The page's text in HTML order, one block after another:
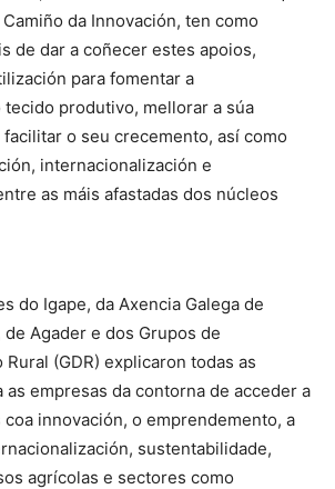
da Innovación, ten como
de dar a coñecer estes apoios,
para fomentar a
produtivo, mellorar a súa
o seu crecemento, así como
internacionalización e
as máis afastadas dos núcleos
do Igape, da Axencia Galega de
de Agader e dos Grupos de
(GDR) explicaron todas as
as empresas da contorna de acceder a
innovación, o emprendemento, a
sustentabilidade,
agrícolas e sectores como